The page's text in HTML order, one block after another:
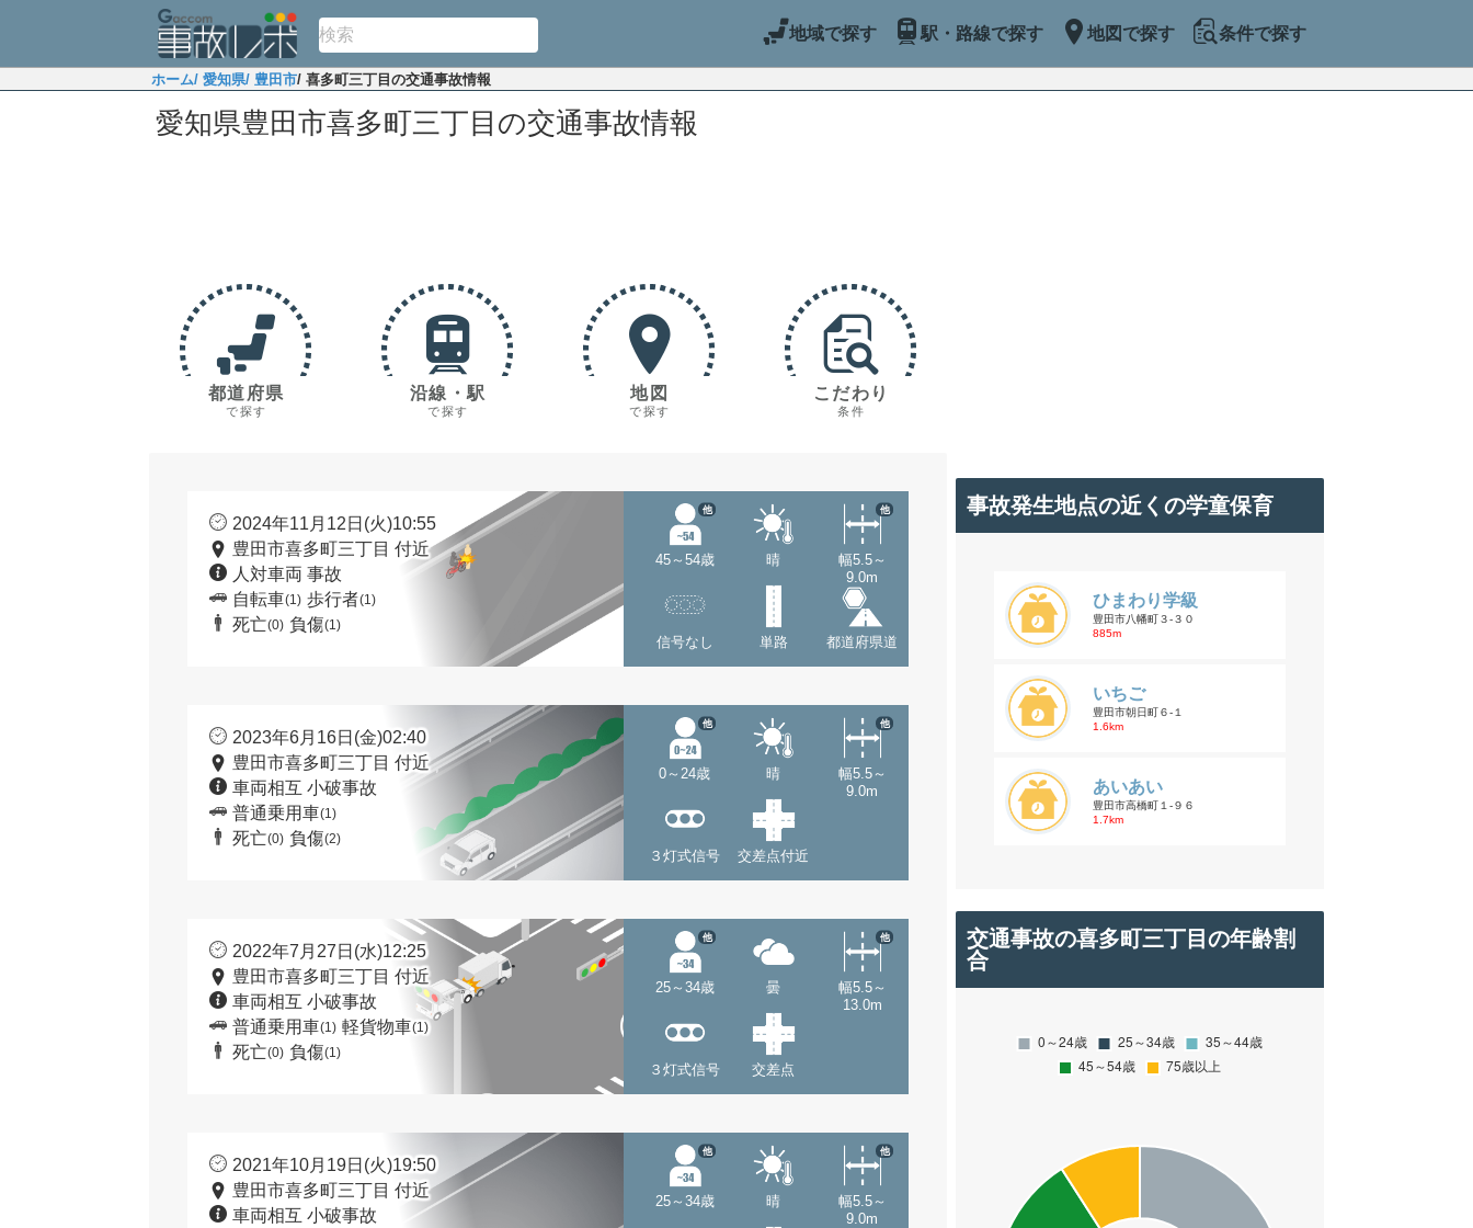
地域で探す 駅・路線で探す 地図で探す 条件で探す
ホーム/ 愛知県/ 豊田市/ 喜多町三丁目の交通事故情報
愛知県豊田市喜多町三丁目の交通事故情報
都道府県
で探す
沿線・駅
で探す
地図
で探す
こだわり
条件
2024年11月12日(火)10:55
豊田市喜多町三丁目 付近
人対車両 事故
自転車(1) 歩行者(1)
死亡(0) 負傷(1)
45～54歳
他
晴
幅5.5～
9.0m
他
信号なし 単路 都道府県道
2023年6月16日(金)02:40
豊田市喜多町三丁目 付近
車両相互 小破事故
普通乗用車(1)
死亡(0) 負傷(2)
0～24歳
他
晴
幅5.5～
9.0m
他
３灯式信号 交差点付近
2022年7月27日(水)12:25
豊田市喜多町三丁目 付近
車両相互 小破事故
普通乗用車(1) 軽貨物車(1)
死亡(0) 負傷(1)
25～34歳
他
曇
幅5.5～
13.0m
他
３灯式信号 交差点
2021年10月19日(火)19:50
豊田市喜多町三丁目 付近
車両相互 小破事故
25～34歳
他
晴
幅5.5～
9.0m
他
事故発生地点の近くの学童保育
ひまわり学級
豊田市八幡町３-３０
885m
いちご
豊田市朝日町６-１
1.6km
あいあい
豊田市高橋町１-９６
1.7km
交通事故の喜多町三丁目の年齢割
合